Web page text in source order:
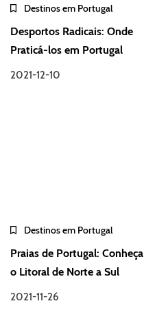
Destinos em Portugal
Desportos Radicais: Onde
Praticá-los em Portugal
2021-12-10
Destinos em Portugal
Praias de Portugal: Conheça
o Litoral de Norte a Sul
2021-11-26